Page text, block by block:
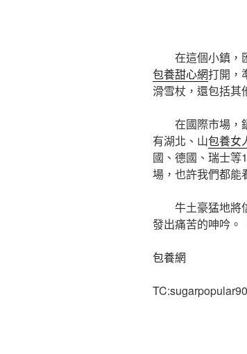
在這個小鎮，
包養甜心網打開，
滑雪杖，還包括其
在國際市場，
有湖北、山包養女
國、德國、瑞士等
場，也許我們都能
牛土豪猛地將
發出痛苦的呻吟。
包養網